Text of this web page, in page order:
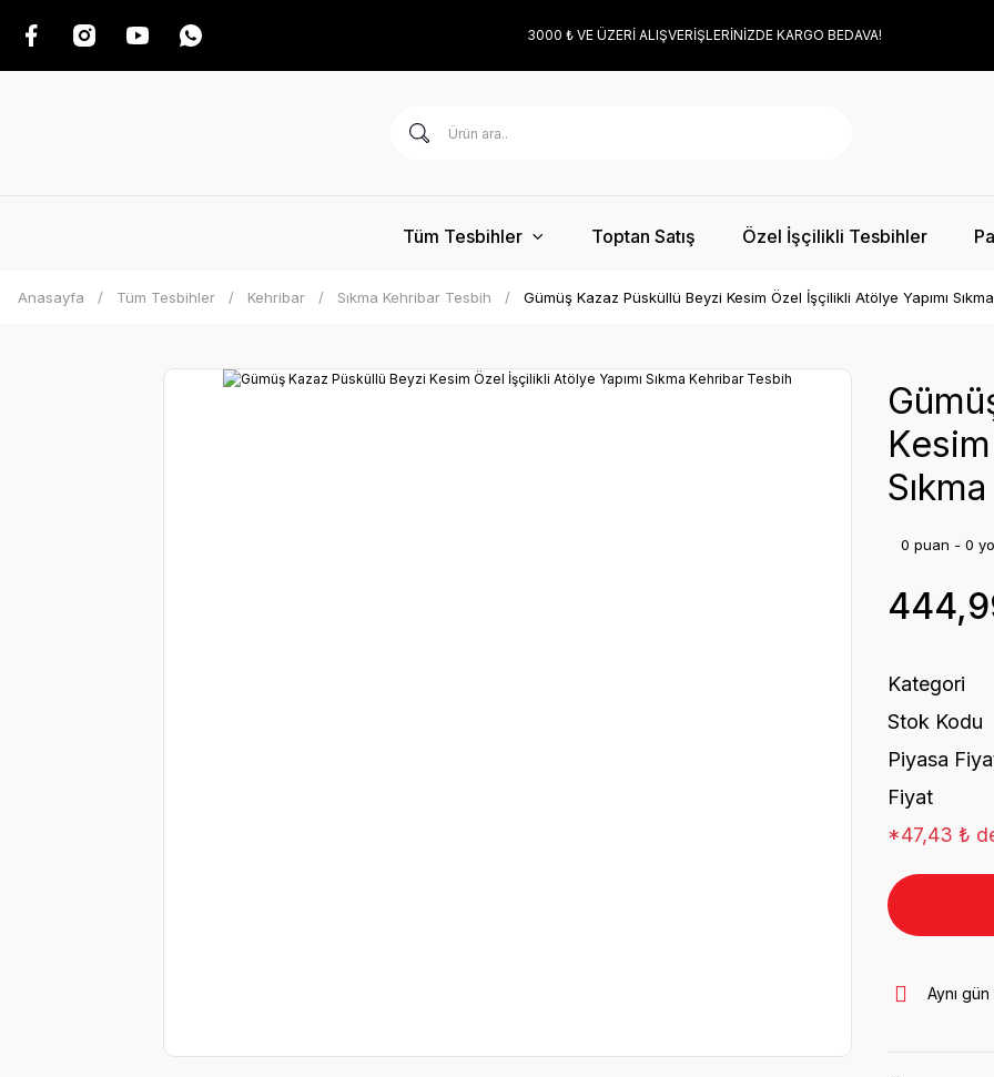
3000 ₺ VE ÜZERİ ALIŞVERİŞLERİNİZDE KARGO BEDAVA!
Tüm Tesbihler Toptan Satış Özel İşçilikli Tesbihler
Anasayfa Tüm Tesbihler Kehribar Sıkma Kehribar Tesbih Gümüş Kazaz Püsküllü Beyzi Kesim Özel İşçilikli Atölye Yapımı
0 puan - 0
Kategori
Stok Kodu
Piyasa
Fiyat
*47,43 ₺
Aynı